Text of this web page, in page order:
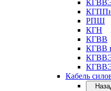
РПШ
КГН
КГВВ
КГВВ
Кабель